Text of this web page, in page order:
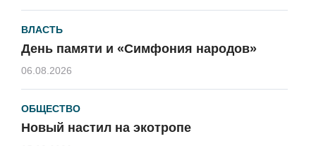
ВЛАСТЬ
День памяти и «Симфония народов»
06.08.2026
ОБЩЕСТВО
Новый настил на экотропе